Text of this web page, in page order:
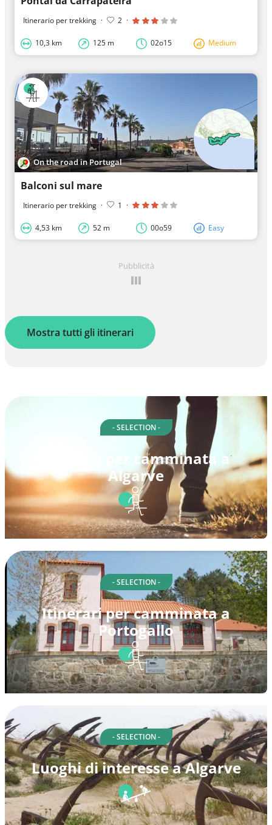
Itinerario per trekking · 2 ·
10,3 km 125 m 02o15 Medium
On the road in Portugal
Balconi sul mare
Itinerario per trekking · 1 ·
4,53 km 52 m 00o59 Easy
Pubblicità
Mostra tutti gli itinerari
- SELECTION -
Itinerari per camminata a
Algarve
- SELECTION -
Itinerari per camminata a
Portogallo
- SELECTION -
Luoghi di interesse a Algarve